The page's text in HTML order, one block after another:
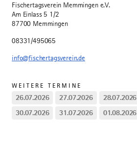
Fischertagsverein Memmingen e.V.
Am Einlass 5 1/2
87700 Memmingen
08331/495065
info@fischertagsverein.de
WEITERE TERMINE
26.07.2026 27.07.2026 28.07.2026
30.07.2026
31.07.2026 01.08.2026